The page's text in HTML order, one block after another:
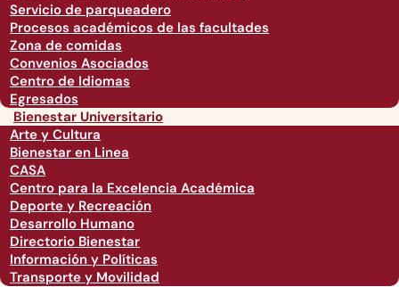
Servicio de parqueadero
Procesos académicos de las facultades
Zona de comidas
Convenios Asociados
Centro de Idiomas
Egresados
Bienestar Universitario
Arte y Cultura
Bienestar en Linea
CASA
Centro para la Excelencia Académica
Deporte y Recreación
Desarrollo Humano
Directorio Bienestar
Información y Políticas
Transporte y Movilidad